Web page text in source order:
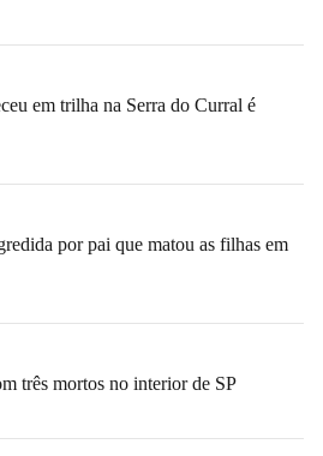
em trilha na Serra do Curral é
por pai que matou as filhas em
três mortos no interior de SP